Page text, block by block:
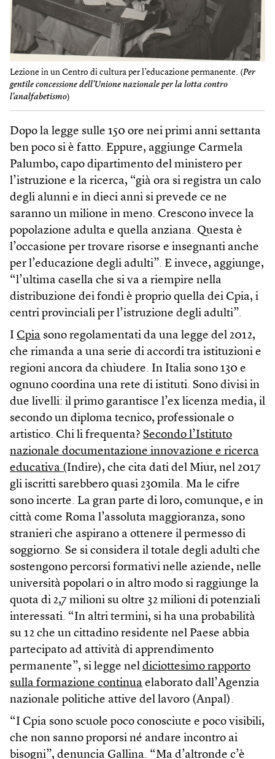
Lezione in un Centro di cultura per l’educazione permanente. (Per
gentile concessione dell'Unione nazionale per la lotta contro
l'analfabetismo)
Dopo la legge sulle 150 ore nei primi anni settanta
ben poco si è fatto. Eppure, aggiunge Carmela
Palumbo, capo dipartimento del ministero per
l’istruzione e la ricerca, “già ora si registra un calo
degli alunni e in dieci anni si prevede ce ne
saranno un milione in meno. Crescono invece la
popolazione adulta e quella anziana. Questa è
l’occasione per trovare risorse e insegnanti anche
per l’educazione degli adulti”. E invece, aggiunge,
“l’ultima casella che si va a riempire nella
distribuzione dei fondi è proprio quella dei Cpia, i
centri provinciali per l’istruzione degli adulti”.
I Cpia sono regolamentati da una legge del 2012,
che rimanda a una serie di accordi tra istituzioni e
regioni ancora da chiudere. In Italia sono 130 e
ognuno coordina una rete di istituti. Sono divisi in
due livelli: il primo garantisce l’ex licenza media, il
secondo un diploma tecnico, professionale o
artistico. Chi li frequenta? Secondo l’Istituto
nazionale documentazione innovazione e ricerca
educativa (Indire), che cita dati del Miur, nel 2017
gli iscritti sarebbero quasi 230mila. Ma le cifre
sono incerte. La gran parte di loro, comunque, e in
città come Roma l’assoluta maggioranza, sono
stranieri che aspirano a ottenere il permesso di
soggiorno. Se si considera il totale degli adulti che
sostengono percorsi formativi nelle aziende, nelle
università popolari o in altro modo si raggiunge la
quota di 2,7 milioni su oltre 32 milioni di potenziali
interessati. “In altri termini, si ha una probabilità
su 12 che un cittadino residente nel Paese abbia
partecipato ad attività di apprendimento
permanente”, si legge nel diciottesimo rapporto
sulla formazione continua elaborato dall’Agenzia
nazionale politiche attive del lavoro (Anpal).
“I Cpia sono scuole poco conosciute e poco visibili,
che non sanno proporsi né andare incontro ai
bisogni”, denuncia Gallina. “Ma d’altronde c’è